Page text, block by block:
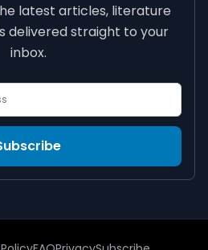
latest articles, literature
delivered straight to your
inbox.